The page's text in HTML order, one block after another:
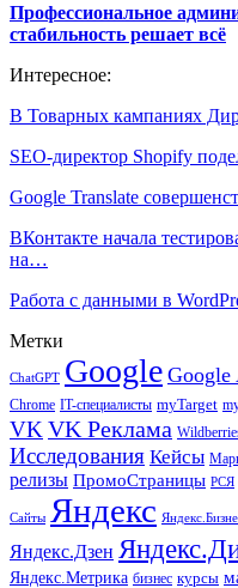
Профессиональное
стабильность решает всё
Интересное:
В Товарных кампаниях
SEO-директор Shopify
Google Translate
ВКонтакте начала
на…
Работа с данными в
Метки
ChatGPT Google Google
Chrome IT-специалисты myTarget
VK VK Реклама
Исследования Кейсы
релизы ПромоСтраницы РСЯ
Сайты Яндекс
Яндекс.Дзен
Яндекс.Метрика бизнес курсы